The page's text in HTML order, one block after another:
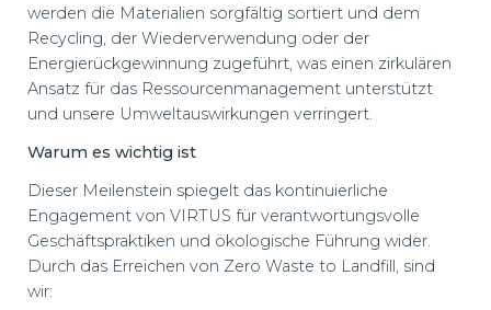
werden die Materialien sorgfältig sortiert und dem
Recycling, der Wiederverwendung oder der
Energierückgewinnung zugeführt, was einen zirkulären
Ansatz für das Ressourcenmanagement unterstützt
und unsere Umweltauswirkungen verringert.
Warum es wichtig ist
Dieser Meilenstein spiegelt das kontinuierliche
Engagement von VIRTUS für verantwortungsvolle
Geschäftspraktiken und ökologische Führung wider.
Durch das Erreichen von Zero Waste to Landfill, sind
wir: